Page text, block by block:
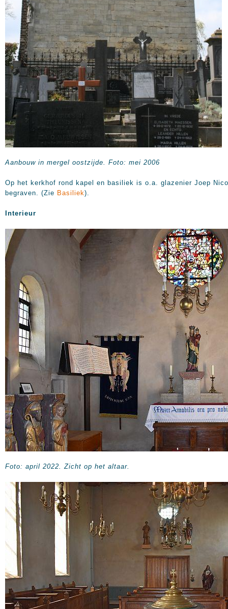
Aanbouw in mergel oostzijde. Foto: mei 2006
Op het kerkhof rond kapel en basiliek is o.a. glazenier Joep
begraven. (Zie Basiliek).
Interieur
Foto: april 2022. Zicht op het altaar.